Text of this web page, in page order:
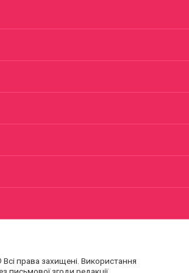
права захищені. Використання